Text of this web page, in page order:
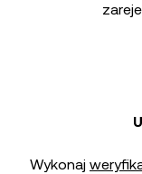
Wykonaj